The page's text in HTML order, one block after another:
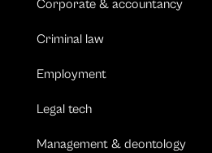
Corporate & accountancy
Criminal law
Employment
Legal tech
Management & deontology